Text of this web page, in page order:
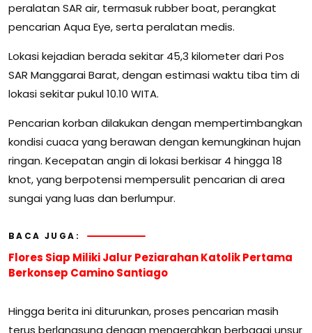
peralatan SAR air, termasuk rubber boat, perangkat
pencarian Aqua Eye, serta peralatan medis.
Lokasi kejadian berada sekitar 45,3 kilometer dari Pos
SAR Manggarai Barat, dengan estimasi waktu tiba tim di
lokasi sekitar pukul 10.10 WITA.
Pencarian korban dilakukan dengan mempertimbangkan
kondisi cuaca yang berawan dengan kemungkinan hujan
ringan. Kecepatan angin di lokasi berkisar 4 hingga 18
knot, yang berpotensi mempersulit pencarian di area
sungai yang luas dan berlumpur.
BACA JUGA:
Flores Siap Miliki Jalur Peziarahan Katolik Pertama
Berkonsep Camino Santiago
Hingga berita ini diturunkan, proses pencarian masih
terus berlangsung dengan mengerahkan berbagai unsur